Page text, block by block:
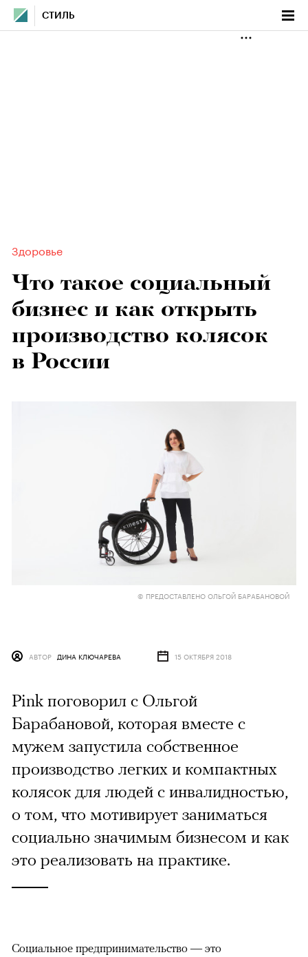
СТИЛЬ
Здоровье
Что такое социальный
бизнес и как открыть
производство колясок
в России
© ПРЕДОСТАВЛЕНО ОЛЬГОЙ БАРАБАНОВОЙ
АВТОР ДИНА КЛЮЧАРЕВА 15 ОКТЯБРЯ 2018
Pink поговорил с Ольгой
Барабановой, которая вместе с
мужем запустила собственное
производство легких и компактных
колясок для людей с инвалидностью,
о том, что мотивирует заниматься
социально значимым бизнесом и как
это реализовать на практике.
Социальное предпринимательство — это